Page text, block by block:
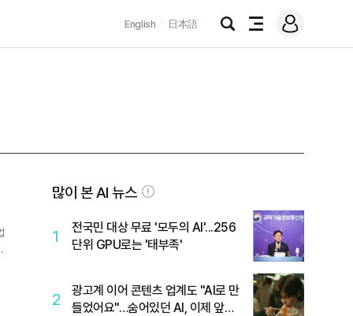
English 日本語
검
전
메
그
많이 본 AI 뉴스
1
전국민 대상 무료 '모두의 AI'...256
단위 GPU로는 '태부족'
2
광고계 이어 콘텐츠 업계도 "AI로 만
들었어요"…숨어있던 AI, 이제 앞으